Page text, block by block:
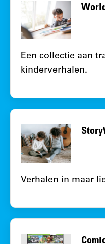
Een collectie aan
kinderverhalen.
Verhalen in maar